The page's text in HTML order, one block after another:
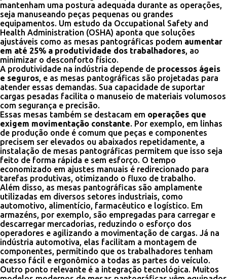
mantenham uma postura adequada durante as operações,
seja manuseando peças pequenas ou grandes
equipamentos. Um estudo da Occupational Safety and
Health Administration (OSHA) aponta que soluções
ajustáveis como as mesas pantográficas podem aumentar
em até 25% a produtividade dos trabalhadores, ao
minimizar o desconforto físico.
A produtividade na indústria depende de processos ágeis
e seguros, e as mesas pantográficas são projetadas para
atender essas demandas. Sua capacidade de suportar
cargas pesadas facilita o manuseio de materiais volumosos
com segurança e precisão.
Essas mesas também se destacam em operações que
exigem movimentação constante. Por exemplo, em linhas
de produção onde é comum que peças e componentes
precisem ser elevados ou abaixados repetidamente, a
instalação de mesas pantográficas permitem que isso seja
feito de forma rápida e sem esforço. O tempo
economizado em ajustes manuais é redirecionado para
tarefas produtivas, otimizando o fluxo de trabalho.
Além disso, as mesas pantográficas são amplamente
utilizadas em diversos setores industriais, como
automotivo, alimentício, farmacêutico e logístico. Em
armazéns, por exemplo, são empregadas para carregar e
descarregar mercadorias, reduzindo o esforço dos
operadores e agilizando a movimentação de cargas. Já na
indústria automotiva, elas facilitam a montagem de
componentes, permitindo que os trabalhadores tenham
acesso fácil e ergonômico a todas as partes do veículo.
Outro ponto relevante é a integração tecnológica. Muitos